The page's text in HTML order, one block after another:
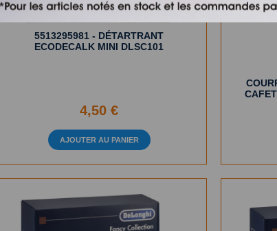
En Stock
5513295981 - DÉTARTRANT
ECODECALK MINI DLSC101
4,50 €
AJOUTER AU PANIER